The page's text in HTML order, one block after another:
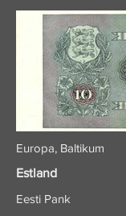
Europa, Baltikum
Estland
Eesti Pank